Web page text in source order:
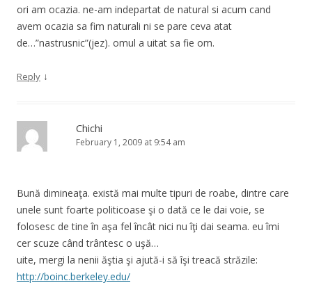
ori am ocazia. ne-am indepartat de natural si acum cand
avem ocazia sa fim naturali ni se pare ceva atat
de…”nastrusnic”(jez). omul a uitat sa fie om.
Reply ↓
Chichi
February 1, 2009 at 9:54 am
Bună dimineaţa. există mai multe tipuri de roabe, dintre care
unele sunt foarte politicoase şi o dată ce le dai voie, se
folosesc de tine în aşa fel încât nici nu îţi dai seama. eu îmi
cer scuze când trântesc o uşă…
uite, mergi la nenii ăştia şi ajută-i să îşi treacă străzile:
http://boinc.berkeley.edu/